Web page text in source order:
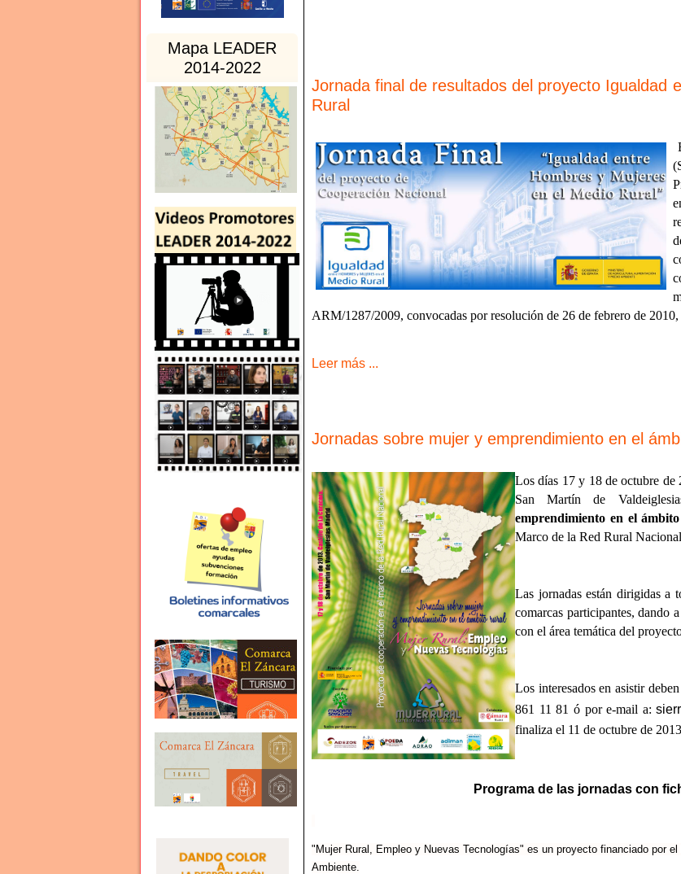
Mapa LEADER
2014-2022
Jornada final de resultados del proyecto Igualdad
Rural
ARM/1287/2009, convocadas por resolución de 26 de febrero de
Leer más ...
Jornadas sobre mujer y emprendimiento en el
Los días 17 y 18 de octubre de
San Martín de
emprendimiento en el
Marco de la Red Rural
Las jornadas están dirigidas a
comarcas participantes, dando
con el área temática del
Los interesados en asistir
861 11 81 ó por e-mail a:
finaliza el 11 de octubre de
Programa de las jornadas con
"Mujer Rural, Empleo y Nuevas Tecnologías" es un proyecto financiado por
Ambiente.